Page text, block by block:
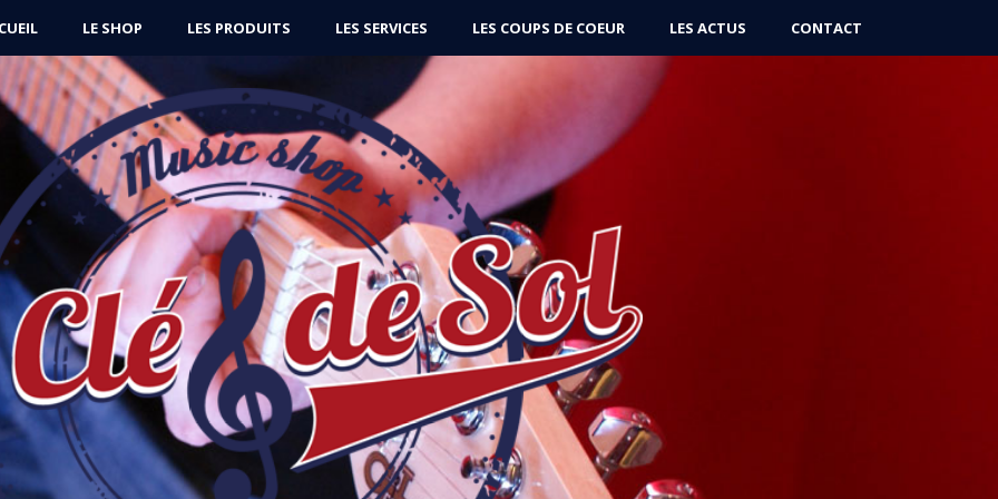
LE SHOP LES PRODUITS LES SERVICES LES COUPS DE COEUR LES ACTUS CONTACT